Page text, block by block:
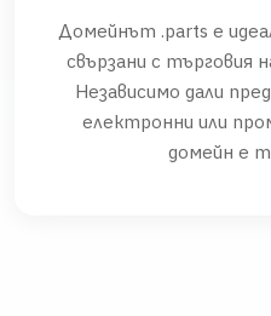
Домейнът .parts е
свързани с търговия
Независимо дали
електронни или
домейн е